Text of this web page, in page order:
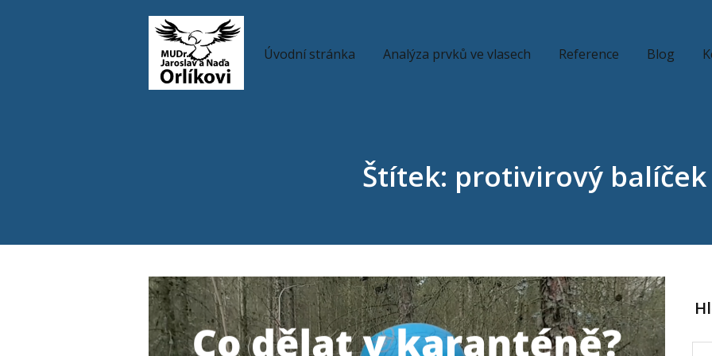
Úvodní stránka Analýza prvků ve vlasech Reference Blog
Štítek: protivirový balíček